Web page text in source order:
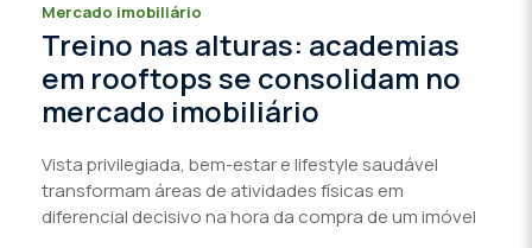
Mercado imobiliário
Treino nas alturas: academias
em rooftops se consolidam no
mercado imobiliário
Vista privilegiada, bem-estar e lifestyle saudável
transformam áreas de atividades físicas em
diferencial decisivo na hora da compra de um imóvel